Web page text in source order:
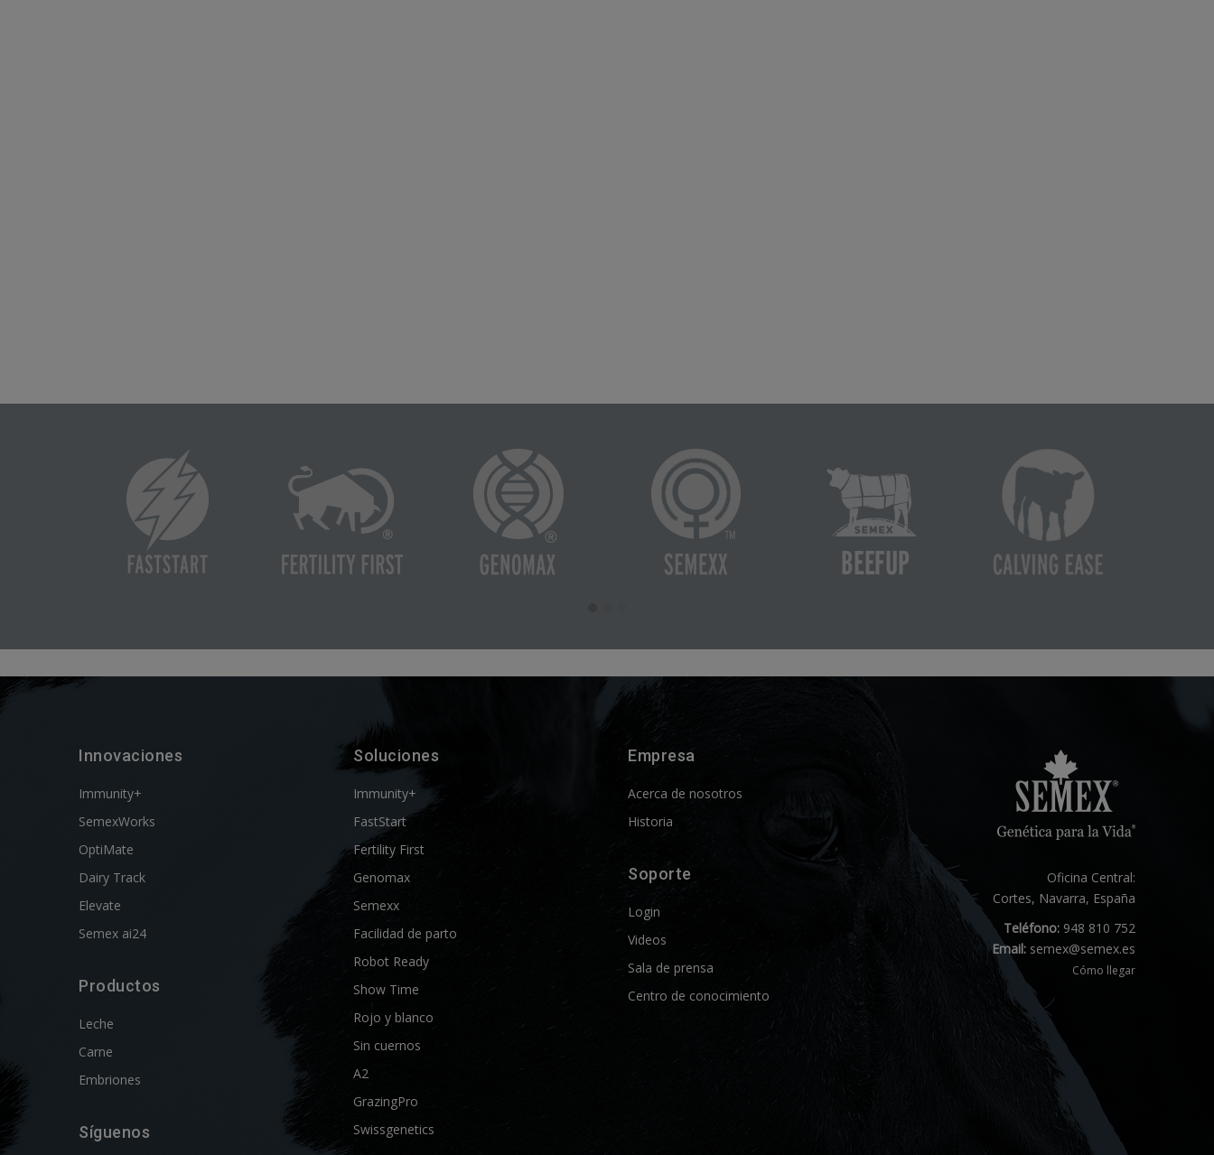
Innovaciones
Immunity+
SemexWorks
OptiMate
Dairy Track
Elevate
Semex ai24
Productos
Leche
Carne
Embriones
Síguenos
Soluciones
Immunity+
FastStart
Fertility First
Genomax
Semexx
Facilidad de parto
Robot Ready
Show Time
Rojo y blanco
Sin cuernos
A2
GrazingPro
Swissgenetics
Empresa
Acerca de nosotros
Historia
Soporte
Login
Videos
Sala de prensa
Centro de conocimiento
Oficina Central:
Cortes, Navarra, España
Teléfono:948 810 752
Email: semex@semex.es
Cómo llegar